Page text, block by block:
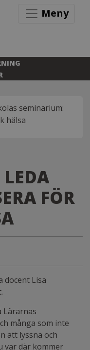
Meny
seminarium:
hälsa
FÖR
docent Lisa
Lärarnas
många som inte
att lyssna och
var där kommer